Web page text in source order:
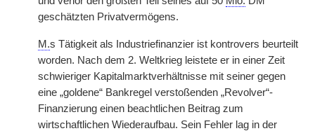
geschätzten Privatvermögens.
M.s Tätigkeit als Industriefinanzier ist kontrovers beurteilt
worden. Nach dem 2. Weltkrieg leistete er in einer Zeit
schwieriger Kapitalmarktverhältnisse mit seiner gegen
eine „goldene“ Bankregel verstoßenden „Revolver“-
Finanzierung einen beachtlichen Beitrag zum
wirtschaftlichen Wiederaufbau. Sein Fehler lag in der